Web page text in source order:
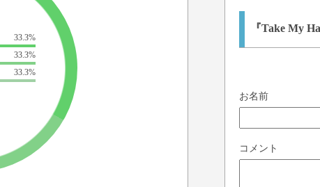
33.3%
33.3%
33.3%
『Take My
お名前
コメント